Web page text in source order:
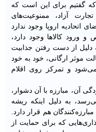
محور اقلامی‌که گفتیم برای این است که
آزاد، ممنوعیت‌های
اتحادیه اروپا وجود ندارد
ورود کالاها وجود دارد،
دلیل از دست رفتن جذابیت
موثر ارگانی، خود به خود
می‌شود و تمرکز روی اقلام
آن، مبارزه با آن دشوار،
به دلیل اینکه ریشه
هم قرار دارد.
که برای حمایت از